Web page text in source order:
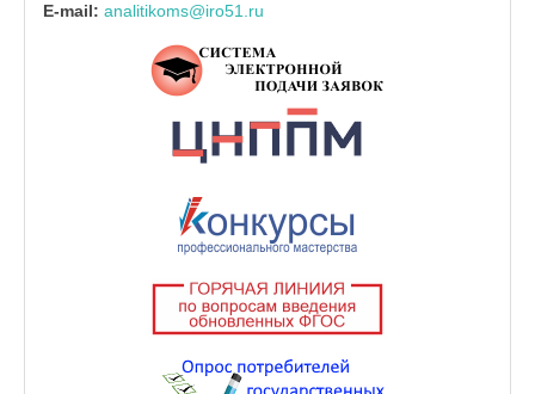
E-mail: analitikoms@iro51.ru